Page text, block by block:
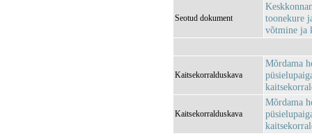
Seotud dokument
toonekure
võtmine ja
Kaitsekorralduskava
Mõrdama
Kaitsekorralduskava
Mõrdama